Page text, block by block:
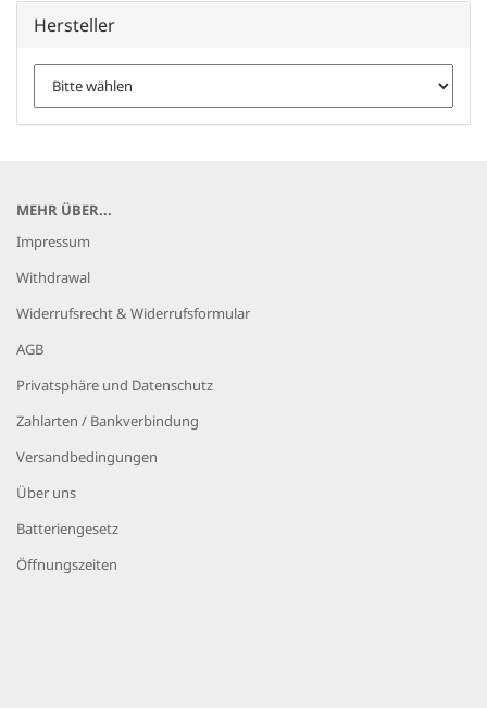
Hersteller
MEHR ÜBER...
Impressum
Withdrawal
Widerrufsrecht & Widerrufsformular
AGB
Privatsphäre und Datenschutz
Zahlarten / Bankverbindung
Versandbedingungen
Über uns
Batteriengesetz
Öffnungszeiten